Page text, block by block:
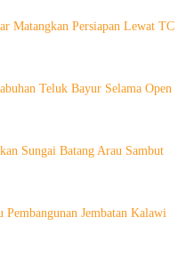
Matangkan Persiapan Lewat TC
Teluk Bayur Selama Open
Sungai Batang Arau Sambut
Jembatan Kalawi